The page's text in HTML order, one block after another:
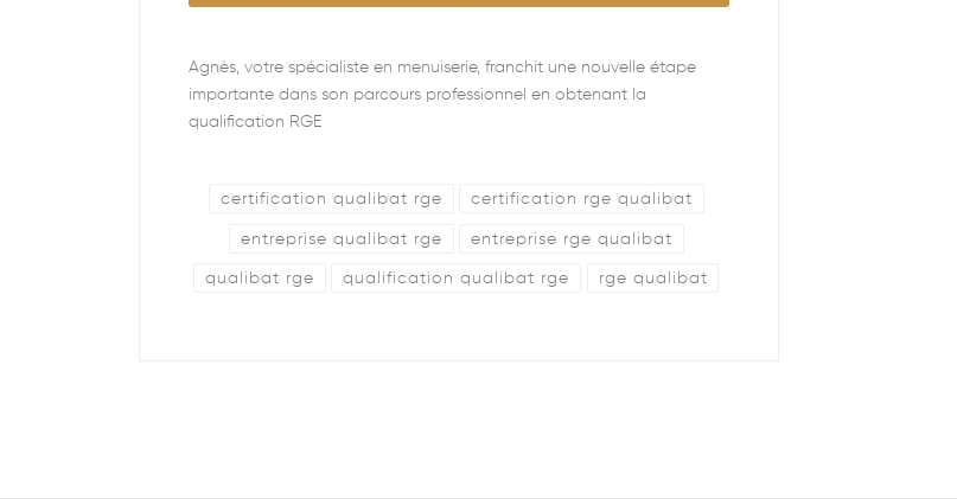
Agnès, votre spécialiste en menuiserie, franchit une nouvelle étape
importante dans son parcours professionnel en obtenant la
qualification RGE
certification qualibat rge certification rge qualibat
entreprise qualibat rge entreprise rge qualibat
qualibat rge qualification qualibat rge rge qualibat